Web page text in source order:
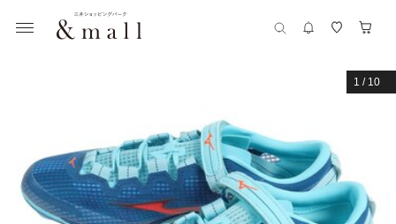
1 / 10